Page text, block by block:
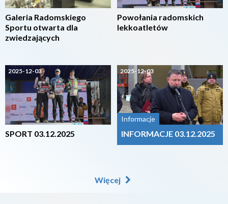
Galeria Radomskiego
Sportu otwarta dla
zwiedzających
2025-12-03
SPORT 03.12.2025
Powołania radomskich
lekkoatletów
2025-12-03
Informacje
INFORMACJE 03.12.2025
Więcej